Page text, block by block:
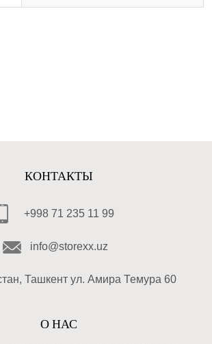
КОНТАКТЫ
+998 71 235 11 99
info@storexx.uz
Ташкент ул. Амира Темура 60
О НАС